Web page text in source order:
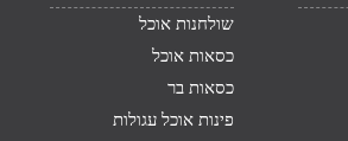
שולחנות אוכל
כסאות אוכל
כסאות בר
פינות אוכל עגולות